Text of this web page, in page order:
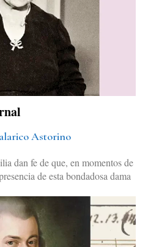
Astorino
dan fe de que, en momentos de
de esta bondadosa dama